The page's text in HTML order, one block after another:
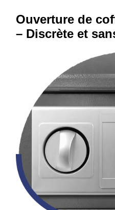
Ouverture de
– Discrète et